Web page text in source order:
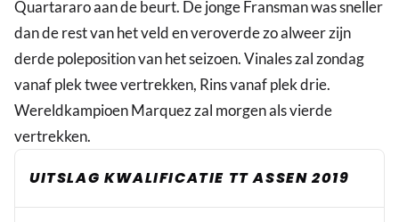
Quartararo aan de beurt. De jonge Fransman was sneller
dan de rest van het veld en veroverde zo alweer zijn
derde poleposition van het seizoen. Vinales zal zondag
vanaf plek twee vertrekken, Rins vanaf plek drie.
Wereldkampioen Marquez zal morgen als vierde
vertrekken.
UITSLAG KWALIFICATIE TT ASSEN 2019